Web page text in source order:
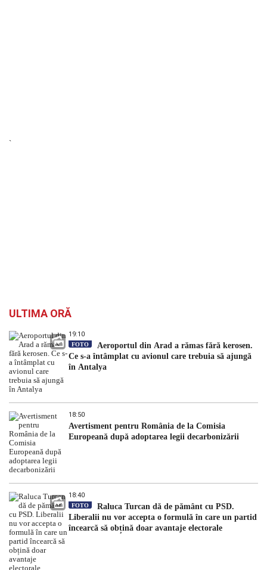
`
ULTIMA ORĂ
19:10
FOTO
Aeroportul din Arad a rămas fără kerosen.
Ce s-a întâmplat cu avionul care trebuia să ajungă
în Antalya
18:50
Avertisment pentru România de la Comisia
Europeană după adoptarea legii decarbonizării
18:40
FOTO
Raluca Turcan dă de pământ cu PSD.
Liberalii nu vor accepta o formulă în care un partid
încearcă să obțină doar avantaje electorale